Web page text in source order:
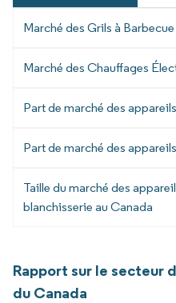
Marché des Grils à Barbecue
Marché des Chauffages
Part de marché des
Part de marché des
Taille du marché des
blanchisserie au Canada
Rapport sur le secteur
du Canada